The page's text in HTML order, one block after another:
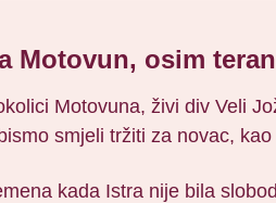
Motovun, osim
Motovuna, živi div Veli
smjeli tržiti za novac,
kada Istra nije bila